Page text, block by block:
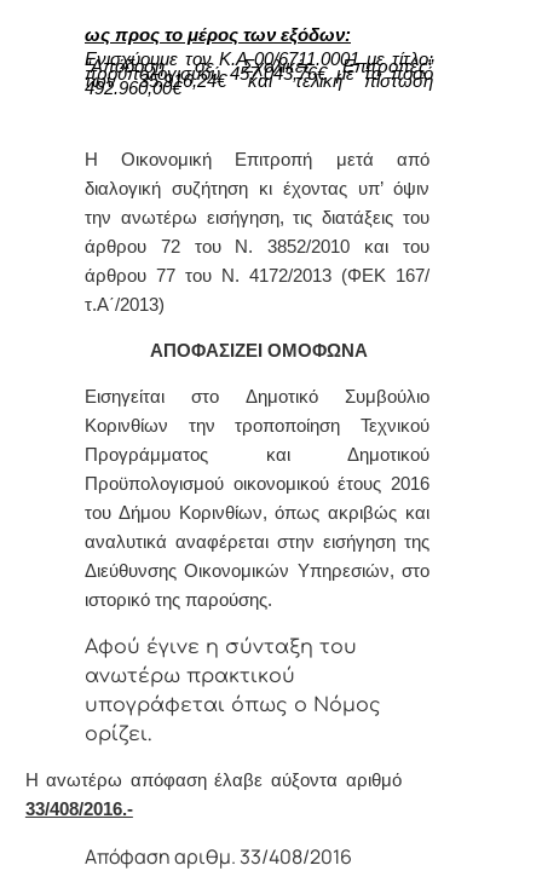
ως προς το μέρος των εξόδων:
Ενισχύουμε τον Κ.Α 00/6711.0001 με τίτλο:
“Απόδοση σε Σχολικές Επιτροπές”
προϋπολογισμού457.043,76€ με το ποσό
των35.916,24€ και τελική πίστωση
492.960,00€
Η Οικονομική Επιτροπή μετά από
διαλογική συζήτηση κι έχοντας υπ’ όψιν
την ανωτέρω εισήγηση, τις διατάξεις του
άρθρου 72 του Ν. 3852/2010 και του
άρθρου 77 του Ν. 4172/2013 (ΦΕΚ 167/
τ.Α΄/2013)
ΑΠΟΦΑΣΙΖΕΙ ΟΜΟΦΩΝΑ
Εισηγείται στο Δημοτικό Συμβούλιο
Κορινθίων την τροποποίηση Τεχνικού
Προγράμματος και Δημοτικού
Προϋπολογισμού οικονομικού έτους 2016
του Δήμου Κορινθίων, όπως ακριβώς και
αναλυτικά αναφέρεται στην εισήγηση της
Διεύθυνσης Οικονομικών Υπηρεσιών, στο
ιστορικό της παρούσης.
Αφoύ έγιvε η σύvταξη τoυ
αvωτέρω πρακτικoύ
υπoγράφεται όπως o Νόμoς
oρίζει.
Η αvωτέρω απόφαση έλαβε αύξοντα αριθμό
33/408/2016.-
Απόφαση αριθμ. 33/408/2016